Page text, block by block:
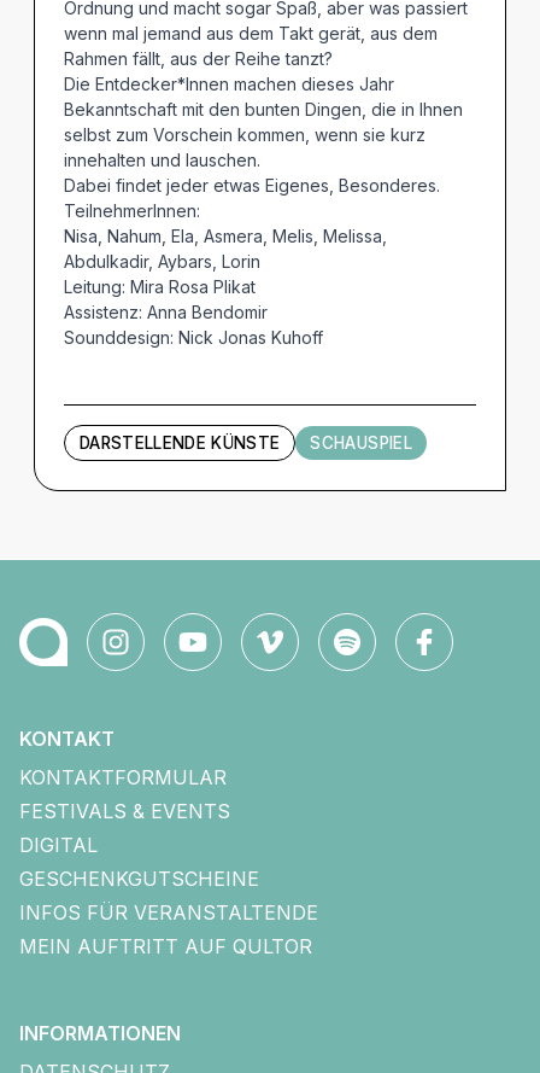
Ordnung und macht sogar Spaß, aber was passiert
wenn mal jemand aus dem Takt gerät, aus dem
Rahmen fällt, aus der Reihe tanzt?
Die Entdecker*Innen machen dieses Jahr
Bekanntschaft mit den bunten Dingen, die in Ihnen
selbst zum Vorschein kommen, wenn sie kurz
innehalten und lauschen.
Dabei findet jeder etwas Eigenes, Besonderes.
TeilnehmerInnen:
Nisa, Nahum, Ela, Asmera, Melis, Melissa,
Abdulkadir, Aybars, Lorin
Leitung: Mira Rosa Plikat
Assistenz: Anna Bendomir
Sounddesign: Nick Jonas Kuhoff
DARSTELLENDE KÜNSTE SCHAUSPIEL
KONTAKT
KONTAKTFORMULAR
FESTIVALS & EVENTS
DIGITAL
GESCHENKGUTSCHEINE
INFOS FÜR VERANSTALTENDE
MEIN AUFTRITT AUF QULTOR
INFORMATIONEN